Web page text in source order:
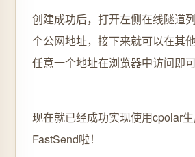
创建成功后，打开左侧在线隧道
个公网地址，接下来就可以在其
任意一个地址在浏览器中访问即可
现在就已经成功实现使用cpolar
FastSend啦！